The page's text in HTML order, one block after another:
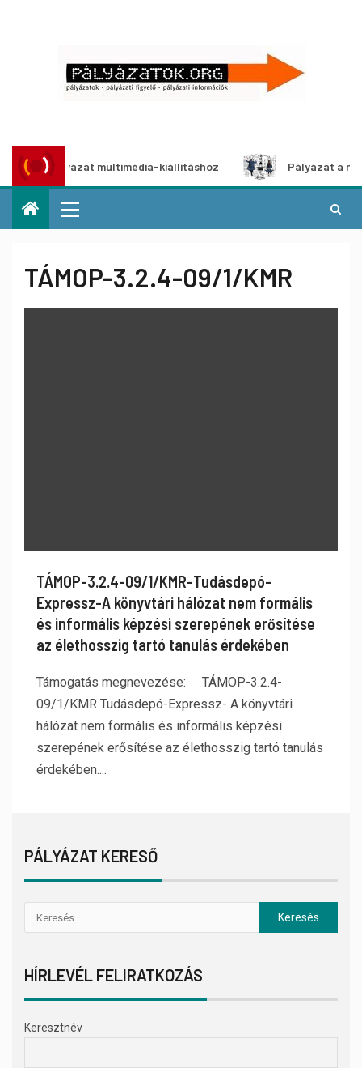
pályázat multimédia-kiállításhoz Pályázat a nemek
TÁMOP-3.2.4-09/1/KMR
TÁMOP-3.2.4-09/1/KMR-Tudásdepó-
Expressz-A könyvtári hálózat nem formális
és informális képzési szerepének erősítése
az élethosszig tartó tanulás érdekében
Támogatás megnevezése: TÁMOP-3.2.4-
09/1/KMR Tudásdepó-Expressz- A könyvtári
hálózat nem formális és informális képzési
szerepének erősítése az élethosszig tartó tanulás
érdekében....
PÁLYÁZAT KERESŐ
HÍRLEVÉL FELIRATKOZÁS
Keresztnév